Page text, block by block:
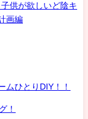
供が欲しいど陰キ
画編
ムひとりDIY！！
！